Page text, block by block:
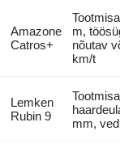
Amazone
Catros+
m,
nõutav
km/t
Lemken
Rubin 9
mm,